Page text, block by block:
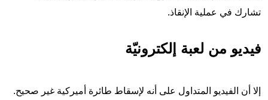
تشارك في عملية الإنقاذ.
فيديو من لعبة إلكترونيّة
إلا أن الفيديو المتداول على أنه لإسقاط طائرة أميركية غير صحيح.